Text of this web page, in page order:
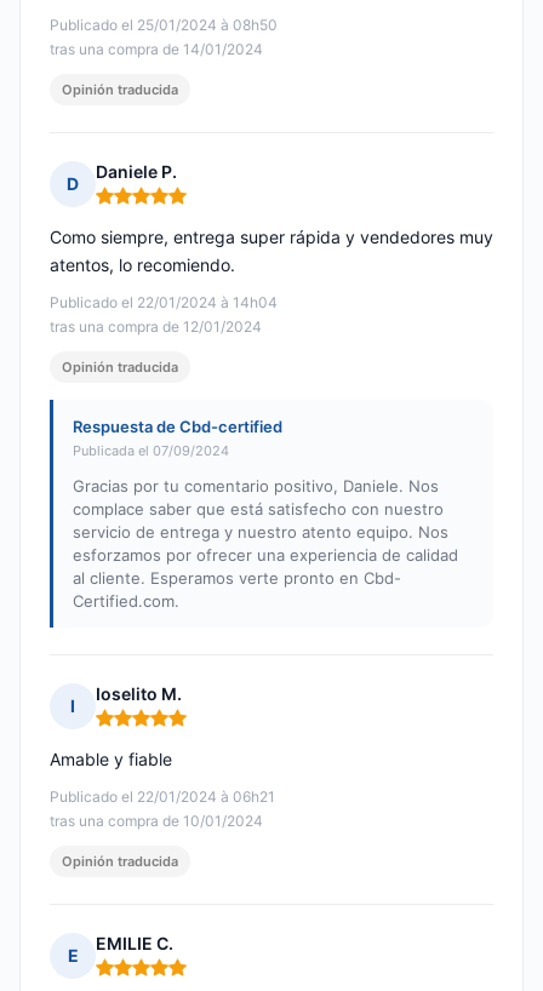
Publicado el 25/01/2024 à 08h50
tras una compra de 14/01/2024
Opinión traducida
D
Daniele P.
Nota: 5 de 5
Publicado el 22/01/2024 à 14h04
tras una compra de 12/01/2024
Como siempre, entrega super rápida y vendedores muy
atentos, lo recomiendo.
Opinión traducida
Respuesta de Cbd-certified
Publicada el 07/09/2024
Gracias por tu comentario positivo, Daniele. Nos
complace saber que está satisfecho con nuestro
servicio de entrega y nuestro atento equipo. Nos
esforzamos por ofrecer una experiencia de calidad
al cliente. Esperamos verte pronto en Cbd-
Certified.com.
I
Ioselito M.
Nota: 5 de 5
Publicado el 22/01/2024 à 06h21
tras una compra de 10/01/2024
Amable y fiable
Opinión traducida
E
EMILIE C.
Nota: 5 de 5